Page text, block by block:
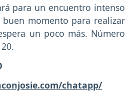
para un encuentro intenso
momento para realizar
un poco más. Número
chatapp/